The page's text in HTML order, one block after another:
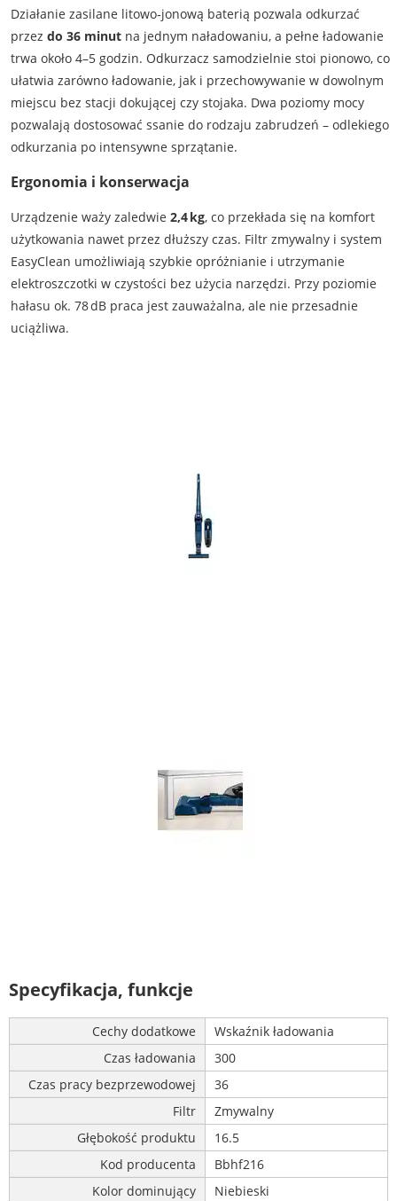
Działanie zasilane litowo‑jonową baterią pozwala odkurzać
przez do 36 minutna jednym naładowaniu, a pełne ładowanie
trwa około 4–5 godzin. Odkurzacz samodzielnie stoi pionowo, co
ułatwia zarówno ładowanie, jak i przechowywanie w dowolnym
miejscu bez stacji dokującej czy stojaka. Dwa poziomy mocy
pozwalają dostosować ssanie do rodzaju zabrudzeń – odlekiego
odkurzania po intensywne sprzątanie.
Ergonomia i konserwacja
Urządzenie waży zaledwie 2,4 kg, co przekłada się na komfort
użytkowania nawet przez dłuższy czas. Filtr zmywalny i system
EasyClean umożliwiają szybkie opróżnianie i utrzymanie
elektroszczotki w czystości bez użycia narzędzi. Przy poziomie
hałasu ok. 78 dB praca jest zauważalna, ale nie przesadnie
uciążliwa.
Specyfikacja, funkcje
Cechy dodatkowe
Wskaźnik ładowania
Czas ładowania
300
Czas pracy bezprzewodowej
36
Filtr
Zmywalny
Głębokość produktu
16.5
Kod producenta
Bbhf216
Kolor dominujący
Niebieski